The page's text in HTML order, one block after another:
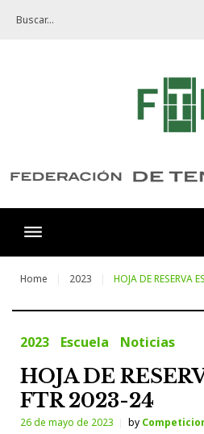
Home 2023 HOJA DE RESERVA
2023 Escuela Noticias
HOJA DE
FTR 2023-24
26 de mayo de 2023 by